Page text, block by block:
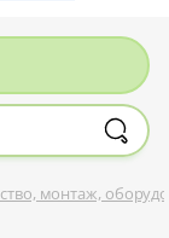
монтаж,